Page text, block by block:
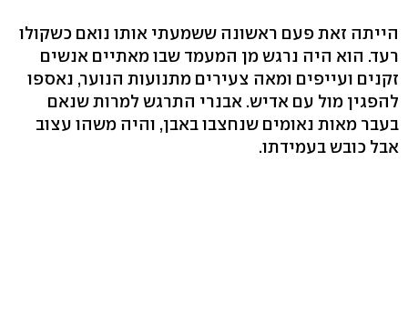
הייתה זאת פעם ראשונה ששמעתי אותו נואם כשקולו
רעד. הוא היה נרגש מן המעמד שבו מאתיים אנשים
זקנים ועייפים ומאה צעירים מתנועות הנוער, נאספו
להפגין מול עם אדיש. אבנרי התרגש למרות שנאם
בעבר מאות נאומים שנחצבו באבן, והיה משהו עצוב
אבל כובש בעמידתו.